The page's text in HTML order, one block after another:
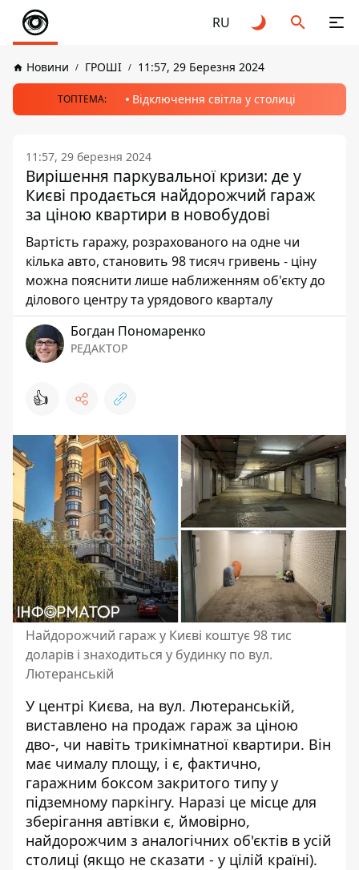
RU
Новини ГРОШІ 11:57, 29 Березня 2024
ТОПТЕМА: Відключення світла у столиці
11:57, 29 березня 2024
Вирішення паркувальної кризи: де у
Києві продається найдорожчий гараж
за ціною квартири в новобудові
Вартість гаражу, розрахованого на одне чи
кілька авто, становить 98 тисяч гривень - ціну
можна пояснити лише наближенням об'єкту до
ділового центру та урядового кварталу
Богдан Пономаренко
РЕДАКТОР
👍
Найдорожчий гараж у Києві коштує 98 тис
доларів і знаходиться у будинку по вул.
Лютеранській
У центрі Києва, на вул. Лютеранській,
виставлено на продаж гараж за ціною
дво-, чи навіть трикімнатної квартири. Він
має чималу площу, і є, фактично,
гаражним боксом закритого типу у
підземному паркінгу. Наразі це місце для
зберігання автівки є, ймовірно,
найдорожчим з аналогічних об'єктів в усій
столиці (якщо не сказати - у цілій країні).